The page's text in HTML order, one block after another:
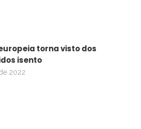
torna visto dos
isento
2022